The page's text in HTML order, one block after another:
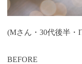
(Mさん・30代後半・
BEFORE